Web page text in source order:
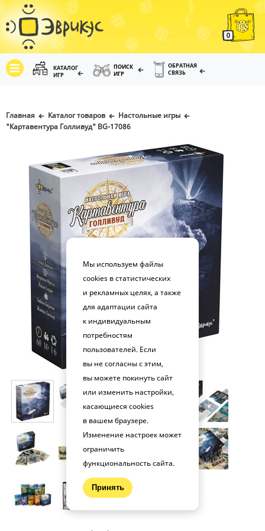
0
КАТАЛОГ
ИГР
ПОИСК
ИГР
ОБРАТНАЯ
СВЯЗЬ
Главная Каталог товаров
Настольные игры
"Картавентура Голливуд" BG-17086
Мы используем файлы
cookies в статистических
и рекламных целях, а также
для адаптации сайта
к индивидуальным
потребностям
пользователей. Если
вы не согласны с этим,
вы можете покинуть сайт
или изменить настройки,
касающиеся cookies
в вашем браузере.
Изменение настроек может
ограничить
функциональность сайта.
Принять